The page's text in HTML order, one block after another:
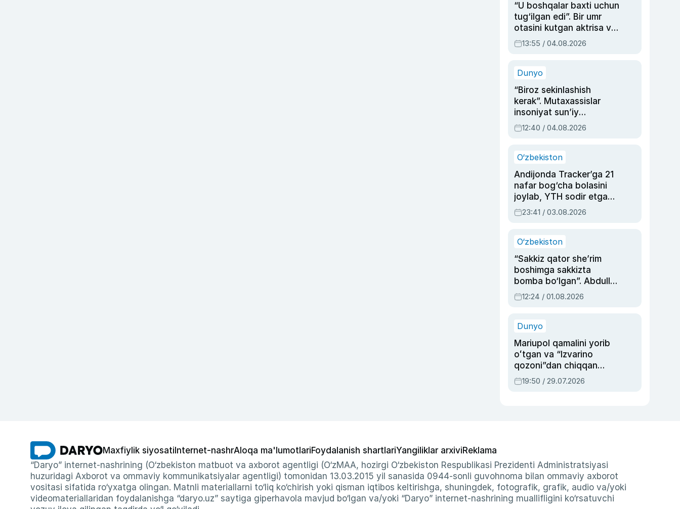
“U boshqalar baxti uchun
tug‘ilgan edi”. Bir umr
otasini kutgan aktrisa va
dublyaj ustasi Rimma
Ahmedovaning
13:55 / 04.08.2026
Dunyo
“Biroz sekinlashish
kerak”. Mutaxassislar
insoniyat sun’iy
intellektni boshqara
olmay qolishidan xavotir
12:40 / 04.08.2026
O‘zbekiston
Andijonda Tracker’ga 21
nafar bog‘cha bolasini
joylab, YTH sodir etgan
ayolga sud hukmi o‘qildi
23:41 / 03.08.2026
O‘zbekiston
“Sakkiz qator she’rim
boshimga sakkizta
bomba bo‘lgan”. Abdulla
Oripovni siyosiy
ayblovlardan asrab
12:24 / 01.08.2026
Dunyo
Mariupol qamalini yorib
oʻtgan va “Izvarino
qozoni”dan chiqqan
qahramon — Ukraina
armiyasi bosh
19:50 / 29.07.2026
Maxfiylik siyosati Internet-nashrAloqa ma'lumotlariFoydalanish shartlariYangiliklar arxiviReklama
“Daryo” internet-nashrining (O‘zbekiston matbuot va axborot agentligi (O‘zMAA, hozirgi O‘zbekiston Respublikasi Prezidenti Administratsiyasi
huzuridagi Axborot va ommaviy kommunikatsiyalar agentligi) tomonidan 13.03.2015 yil sanasida 0944-sonli guvohnoma bilan ommaviy axborot
vositasi sifatida ro‘yxatga olingan. Matnli materiallarni to‘liq ko‘chirish yoki qisman iqtibos keltirishga, shuningdek, fotografik, grafik, audio va/yoki
videomateriallaridan foydalanishga “daryo.uz” saytiga giperhavola mavjud bo‘lgan va/yoki “Daryo” internet-nashrining muallifligini ko‘rsatuvchi